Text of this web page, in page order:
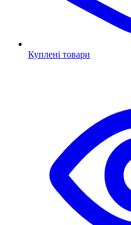
Куплені товари